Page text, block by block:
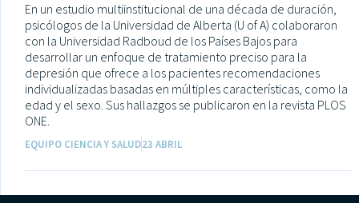
En un estudio multiinstitucional de una década de duración,
psicólogos de la Universidad de Alberta (U of A) colaboraron
con la Universidad Radboud de los Países Bajos para
desarrollar un enfoque de tratamiento preciso para la
depresión que ofrece a los pacientes recomendaciones
individualizadas basadas en múltiples características, como la
edad y el sexo. Sus hallazgos se publicaron en la revista PLOS
ONE.
EQUIPO CIENCIA Y SALUD23 ABRIL